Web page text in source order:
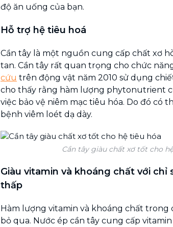
độ ăn uống của bạn.
Hỗ trợ hệ tiêu hoá
Cần tây là một nguồn cung cấp chất xơ
tan. Cần tây rất quan trọng cho chức
cứu trên động vật năm 2010 sử dụng
cho thấy rằng hàm lượng phytonutrient
việc bảo vệ niêm mạc tiêu hóa. Do đó có
bệnh viêm loét dạ dày.
Cần tây giàu chất xơ tốt cho
Giàu vitamin và khoáng chất với chỉ
thấp
Hàm lượng vitamin và khoáng chất trong
bỏ qua. Nước ép cần tây cung cấp vitamin